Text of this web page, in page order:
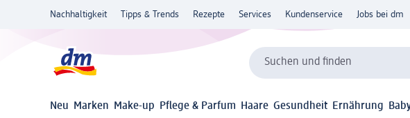
Nachhaltigkeit Tipps & Trends Rezepte Services Kundenservice Jobs bei dm
Suchen und finden
Neu Marken Make-up Pflege & Parfum Haare Gesundheit Ernährung